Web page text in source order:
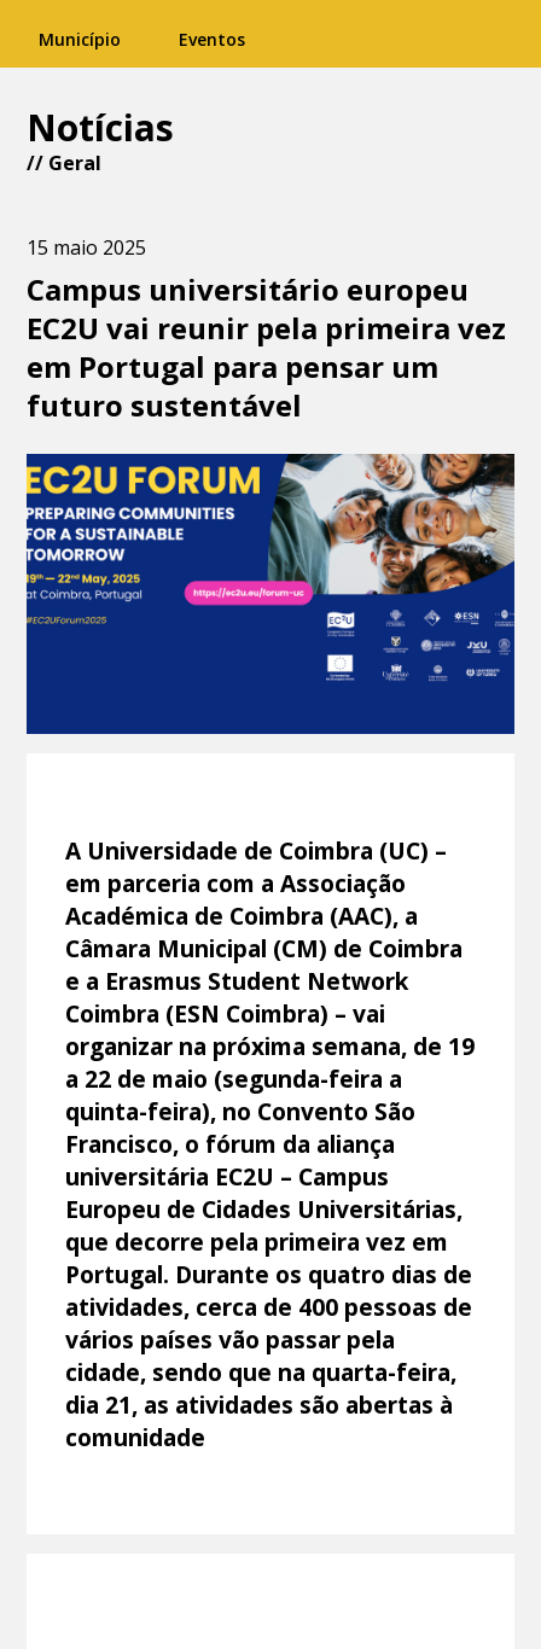
Município Eventos
Notícias
// Geral
15 maio 2025
Campus universitário europeu
EC2U vai reunir pela primeira vez
em Portugal para pensar um
futuro sustentável
A Universidade de Coimbra (UC) –
em parceria com a Associação
Académica de Coimbra (AAC), a
Câmara Municipal (CM) de Coimbra
e a Erasmus Student Network
Coimbra (ESN Coimbra) – vai
organizar na próxima semana, de 19
a 22 de maio (segunda-feira a
quinta-feira), no Convento São
Francisco, o fórum da aliança
universitária EC2U – Campus
Europeu de Cidades Universitárias,
que decorre pela primeira vez em
Portugal. Durante os quatro dias de
atividades, cerca de 400 pessoas de
vários países vão passar pela
cidade, sendo que na quarta-feira,
dia 21, as atividades são abertas à
comunidade